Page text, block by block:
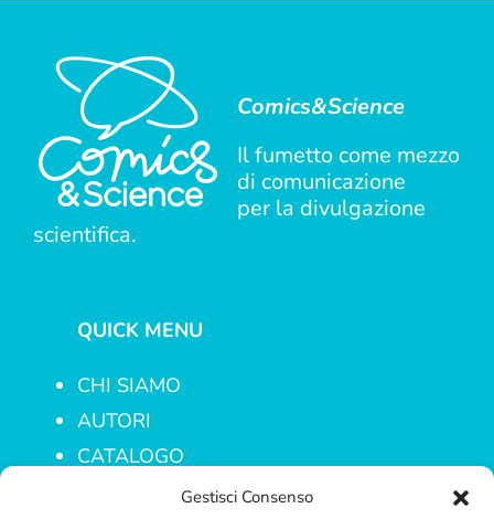
Gestisci Consenso
Comics&Science
Il fumetto come mezzo
di comunicazione
per la divulgazione
scientifica.
QUICK MENU
CHI SIAMO
AUTORI
CATALOGO